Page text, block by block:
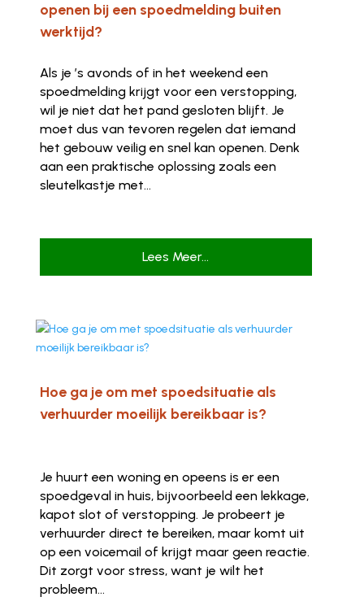
openen bij een spoedmelding buiten
werktijd?
Als je ’s avonds of in het weekend een
spoedmelding krijgt voor een verstopping,
wil je niet dat het pand gesloten blijft. Je
moet dus van tevoren regelen dat iemand
het gebouw veilig en snel kan openen. Denk
aan een praktische oplossing zoals een
sleutelkastje met...
Lees Meer...
Hoe ga je om met spoedsituatie als
verhuurder moeilijk bereikbaar is?
Je huurt een woning en opeens is er een
spoedgeval in huis, bijvoorbeeld een lekkage,
kapot slot of verstopping. Je probeert je
verhuurder direct te bereiken, maar komt uit
op een voicemail of krijgt maar geen reactie.
Dit zorgt voor stress, want je wilt het
probleem...